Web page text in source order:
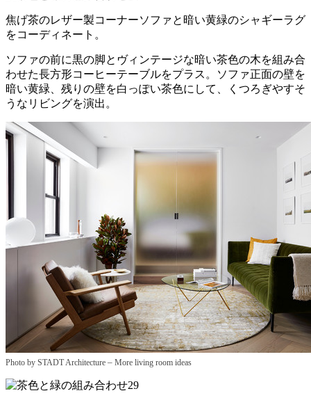
焦げ茶のレザー製コーナーソファと暗い黄緑のシャギーラグ
をコーディネート。
ソファの前に黒の脚とヴィンテージな暗い茶色の木を組み合
わせた長方形コーヒーテーブルをプラス。ソファ正面の壁を
暗い黄緑、残りの壁を白っぽい茶色にして、くつろぎやすそ
うなリビングを演出。
Photo by STADT Architecture – More living room ideas